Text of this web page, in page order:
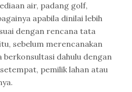
air, padang golf,
apabila dinilai lebih
dengan rencana tata
sebelum merencanakan
berkonsultasi dahulu dengan
pemilik lahan atau